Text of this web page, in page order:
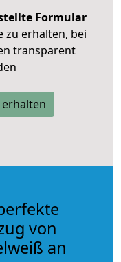
Formular
zu erhalten, bei
transparent
von
an